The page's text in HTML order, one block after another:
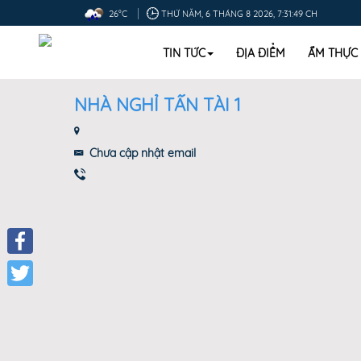
26°C THỨ NĂM, 6 THÁNG 8 2026, 7:31:50 CH
TIN TỨC ĐỊA ĐIỂM ẨM THỰC
Facebook
NHÀ NGHỈ TẤN TÀI 1
Chưa cập nhật email